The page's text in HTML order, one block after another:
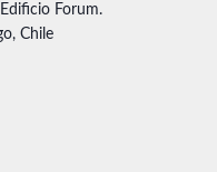
Forum.
Chile